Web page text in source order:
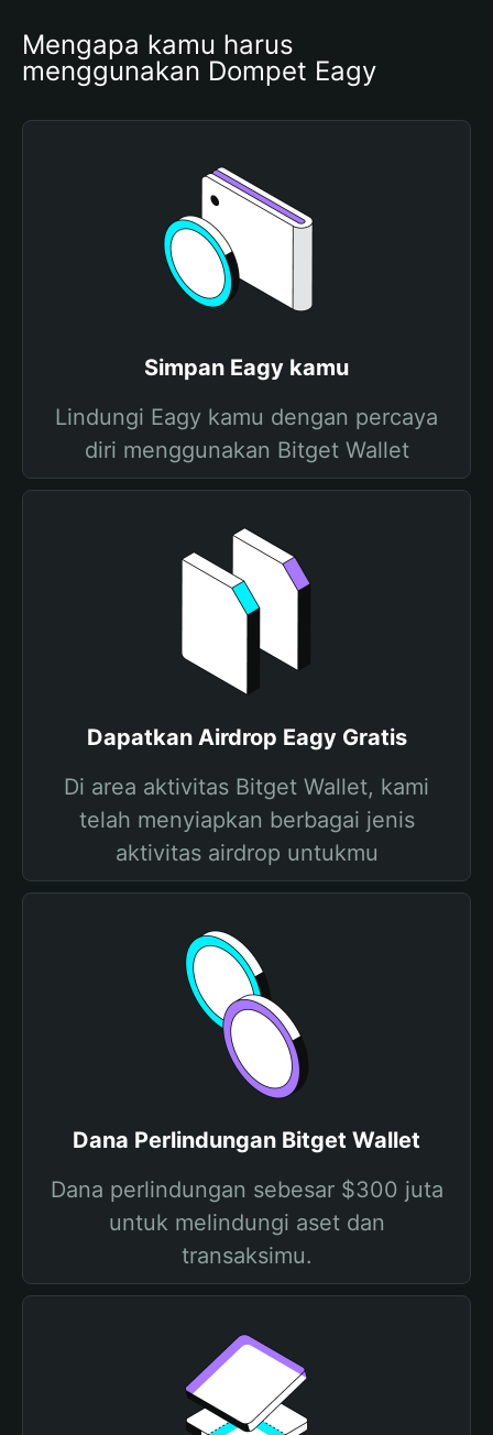
Mengapa kamu harus
menggunakan Dompet Eagy
Simpan Eagy kamu
Lindungi Eagy kamu dengan percaya
diri menggunakan Bitget Wallet
Dapatkan Airdrop Eagy Gratis
Di area aktivitas Bitget Wallet, kami
telah menyiapkan berbagai jenis
aktivitas airdrop untukmu
Dana Perlindungan Bitget Wallet
Dana perlindungan sebesar $300 juta
untuk melindungi aset dan
transaksimu.